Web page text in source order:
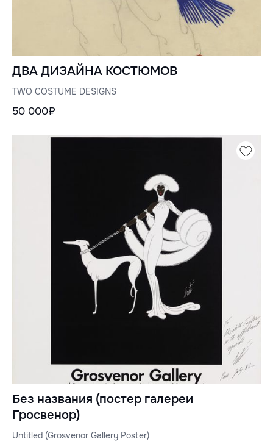
ДВА ДИЗАЙНА КОСТЮМОВ
TWO COSTUME DESIGNS
50 000₽
Без названия (постер галереи
Гросвенор)
Untitled (Grosvenor Gallery Poster)